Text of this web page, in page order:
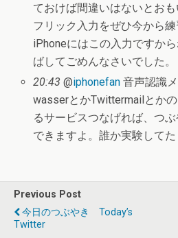
ておけば間違いはないとお
フリック入力をぜひ今から
iPhoneにはこの入力ですか
ばしてごめんなさいでした。
20:43 @iphonefan 音声認識
wasserとかTwittermailとか
るサービスつなげれば、つ
できますよ。誰か実験してた
Previous Post
今日のつぶやき Today’s
Twitter